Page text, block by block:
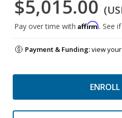
$5,015.00
Pay over time with Affirm. See
Payment & Funding:view